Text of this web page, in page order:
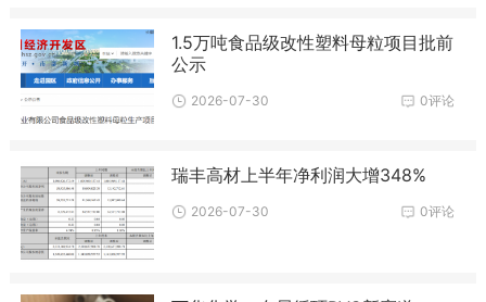
1.5万吨食品级改性塑料母粒项目批前
公示
0评论
2026-07-30
瑞丰高材上半年净利润大增348%
0评论
2026-07-30